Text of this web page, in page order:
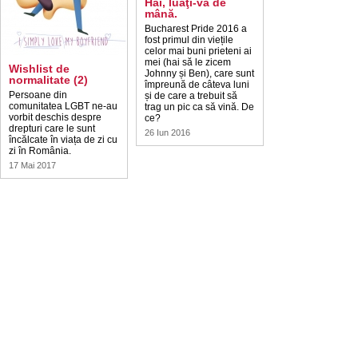
Wishlist de
normalitate (2)
Persoane din
comunitatea LGBT ne-au
vorbit deschis despre
drepturi care le sunt
încălcate în viața de zi cu
zi în România.
17 Mai 2017
mână.
Bucharest Pride 2016 a
fost primul din viețile
celor mai buni prieteni ai
mei (hai să le zicem
Johnny și Ben), care sunt
împreună de câteva luni
și de care a trebuit să
trag un pic ca să vină. De
ce?
26 Iun 2016